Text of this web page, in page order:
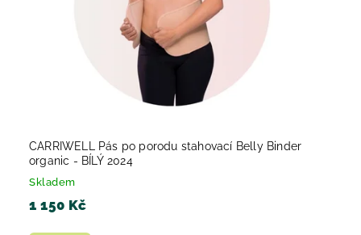
CARRIWELL Pás po porodu stahovací Belly Binder
organic - BÍLÝ 2024
Skladem
1 150 Kč